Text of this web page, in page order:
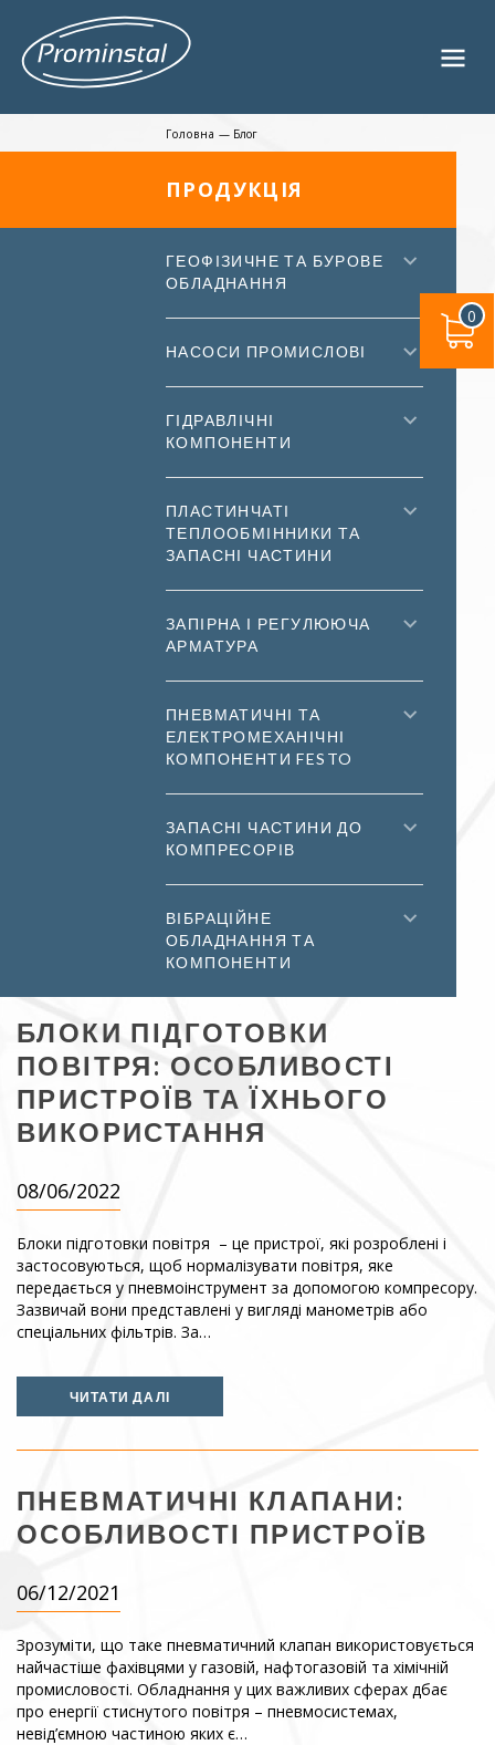
Головна — Блог
ПРОДУКЦІЯ
ГЕОФІЗИЧНЕ ТА БУРОВЕ
ОБЛАДНАННЯ
НАСОСИ ПРОМИСЛОВІ
ГІДРАВЛІЧНІ
КОМПОНЕНТИ
ПЛАСТИНЧАТІ
ТЕПЛООБМІННИКИ ТА
ЗАПАСНІ ЧАСТИНИ
ЗАПІРНА І РЕГУЛЮЮЧА
АРМАТУРА
ПНЕВМАТИЧНІ ТА
ЕЛЕКТРОМЕХАНІЧНІ
КОМПОНЕНТИ FESTO
ЗАПАСНІ ЧАСТИНИ ДО
КОМПРЕСОРІВ
ВІБРАЦІЙНЕ
ОБЛАДНАННЯ ТА
КОМПОНЕНТИ
БЛОКИ ПІДГОТОВКИ
ПОВІТРЯ: ОСОБЛИВОСТІ
ПРИСТРОЇВ ТА ЇХНЬОГО
ВИКОРИСТАННЯ
08/06/2022
Блоки підготовки повітря – це пристрої, які розроблені і
застосовуються, щоб нормалізувати повітря, яке
передається у пневмоінструмент за допомогою компресору.
Зазвичай вони представлені у вигляді манометрів або
спеціальних фільтрів. За…
ЧИТАТИ ДАЛІ
ПНЕВМАТИЧНІ КЛАПАНИ:
ОСОБЛИВОСТІ ПРИСТРОЇВ
06/12/2021
Зрозуміти, що таке пневматичний клапан використовується
найчастіше фахівцями у газовій, нафтогазовій та хімічній
промисловості. Обладнання у цих важливих сферах дбає
про енергії стиснутого повітря – пневмосистемах,
невід’ємною частиною яких є…
0